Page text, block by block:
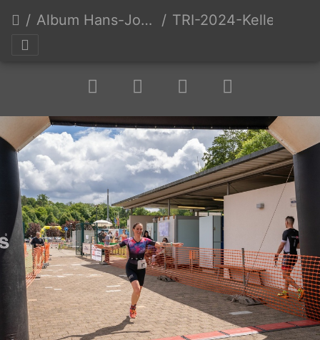
Album Hans-Joachim Keller TRI-2024-Keller-Erw-0023